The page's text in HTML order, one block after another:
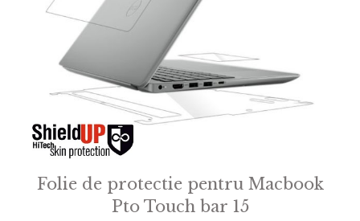
Folie de protectie pentru Macbook
Pto Touch bar 15